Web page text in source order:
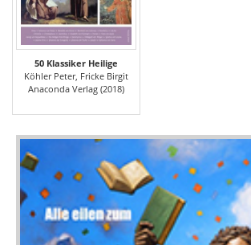
50 Klassiker Heilige
Köhler Peter, Fricke Birgit
Anaconda Verlag (2018)